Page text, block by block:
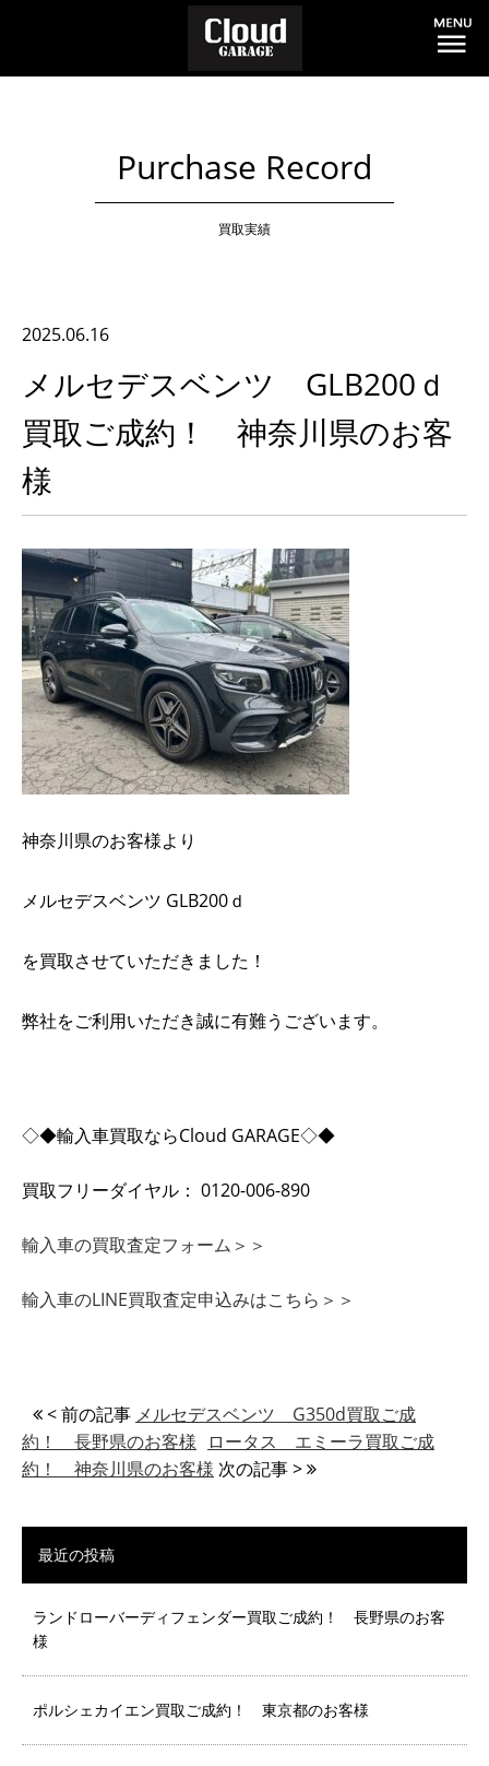
Purchase Record
買取実績
2025.06.16
メルセデスベンツ GLB200ｄ
買取ご成約！ 神奈川県のお客
様
神奈川県のお客様より
メルセデスベンツ GLB200ｄ
を買取させていただきました！
弊社をご利用いただき誠に有難うございます。
◇◆輸入車買取ならCloud GARAGE◇◆
買取フリーダイヤル： 0120-006-890
輸入車の買取査定フォーム＞＞
輸入車のLINE買取査定申込みはこちら＞＞
< 前の記事 メルセデスベンツ G350d買取ご成
約！ 長野県のお客様
ロータス エミーラ買取ご成
約！ 神奈川県のお客様 次の記事 >
最近の投稿
ランドローバーディフェンダー買取ご成約！ 長野県のお客
様
ポルシェカイエン買取ご成約！ 東京都のお客様